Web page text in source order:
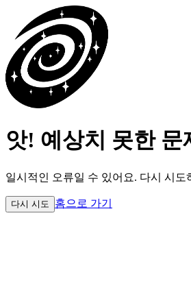
앗! 예상치 못한 문
일시적인 오류일 수 있어요. 다시 시도
다시 시도 홈으로 가기